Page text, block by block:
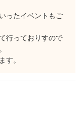
ったイベントもご
行っておりすので
す。